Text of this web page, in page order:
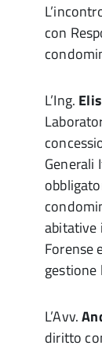
con
L’Ing.
Generali
abitative
Forense
L’Avv.
diritto